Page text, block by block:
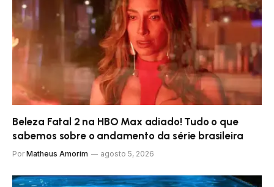
Beleza Fatal 2 na HBO Max adiado! Tudo o que
sabemos sobre o andamento da série brasileira
Por Matheus Amorim agosto 5, 2026